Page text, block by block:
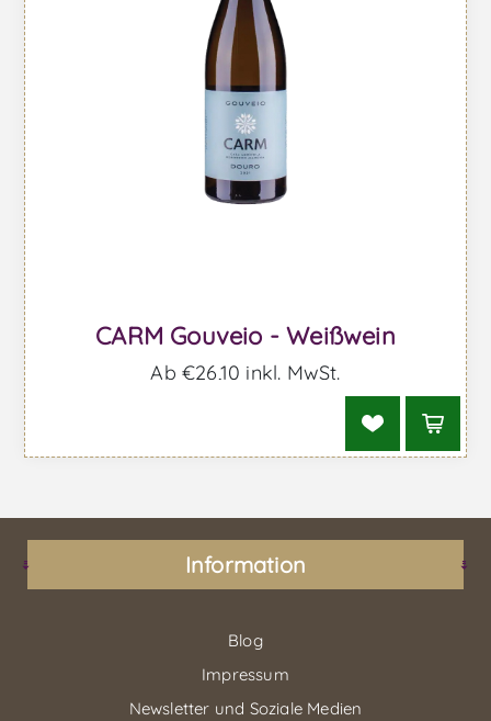
CARM Gouveio - Weißwein
Ab €26,10 inkl. MwSt.
Information
Blog
Impressum
Newsletter und Soziale Medien